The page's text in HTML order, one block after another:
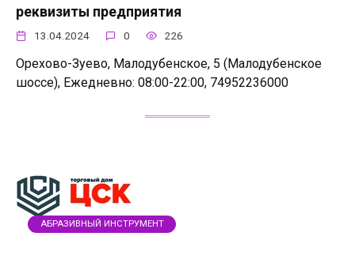
реквизиты предприятия
13.04.2024 0 226
Орехово-Зуево, Малодубенское, 5 (Малодубенское
шоссе), Ежедневно: 08:00-22:00, 74952236000
АБРАЗИВНЫЙ ИНСТРУМЕНТ